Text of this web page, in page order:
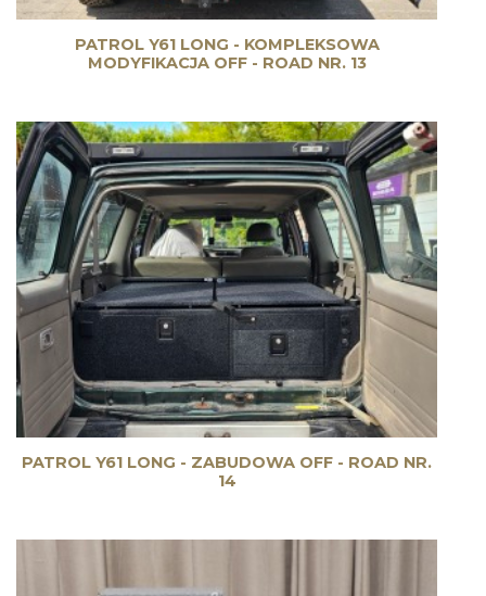
PATROL Y61 LONG - KOMPLEKSOWA
MODYFIKACJA OFF - ROAD NR. 13
PATROL Y61 LONG - ZABUDOWA OFF - ROAD NR.
14